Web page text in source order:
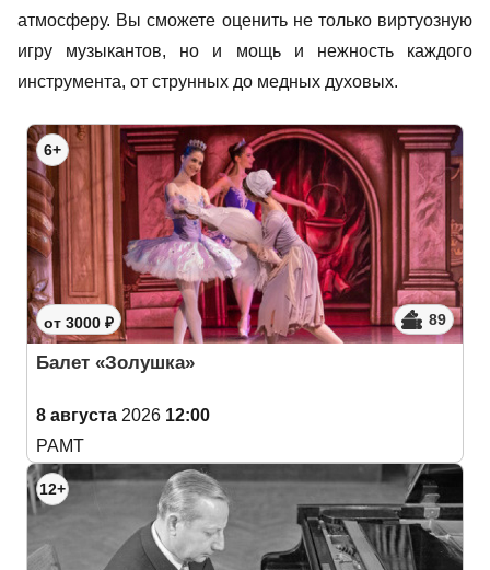
атмосферу. Вы сможете оценить не только виртуозную
игру музыкантов, но и мощь и нежность каждого
инструмента, от струнных до медных духовых.
6+
от 3000 ₽ 89
Балет «Золушка»
8 августа 2026 12:00
РАМТ
12+